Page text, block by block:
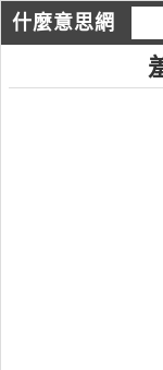
什麼意思網